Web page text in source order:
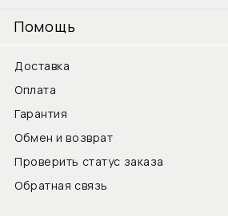
Помощь
Доставка
Оплата
Гарантия
Обмен и возврат
Проверить статус заказа
Обратная связь